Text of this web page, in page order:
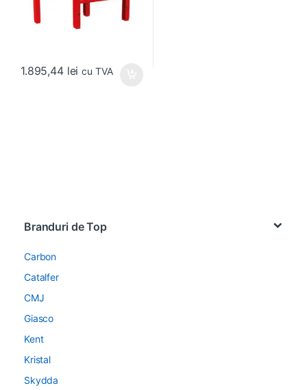
1.895,44 lei cu TVA
Branduri de Top
Carbon
Catalfer
CMJ
Giasco
Kent
Kristal
Skydda